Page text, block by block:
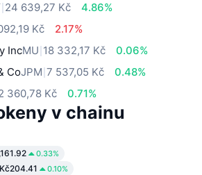
24 639,27 Kč
4.86%
Kč
2.17%
IncMU 18 332,17 Kč
0.06%
CoJPM 7 537,05 Kč
0.48%
360,78 Kč 0.71%
v chainu
0.33%
Kč204.41 0.10%